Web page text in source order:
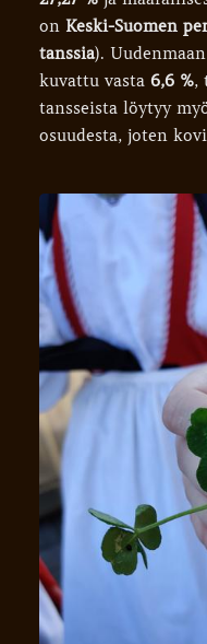
on Keski-Suomen
tanssia).
kuvattu vasta 6,6 %,
tansseista löytyy
osuudesta, joten